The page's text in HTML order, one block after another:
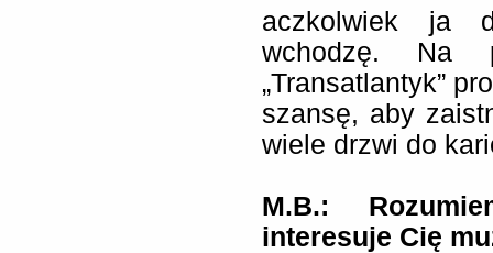
aczkolwiek ja
wchodzę. Na
„Transatlantyk”
szansę, aby
wiele drzwi do
M.B.:
interesuje Cię